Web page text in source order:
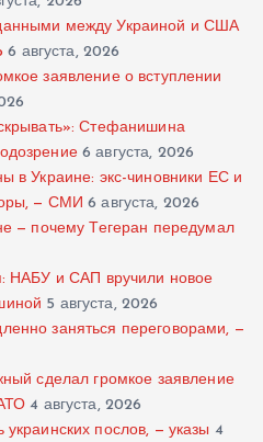
между Украиной и США
6 августа, 2026
заявление о вступлении
Стефанишина
6 августа, 2026
в Украине: экс-чиновники ЕС и
— СМИ 6 августа, 2026
— почему Тегеран передумал
НАБУ и САП вручили новое
5 августа, 2026
заняться переговорами, —
сделал громкое заявление
4 августа, 2026
послов, — указы 4